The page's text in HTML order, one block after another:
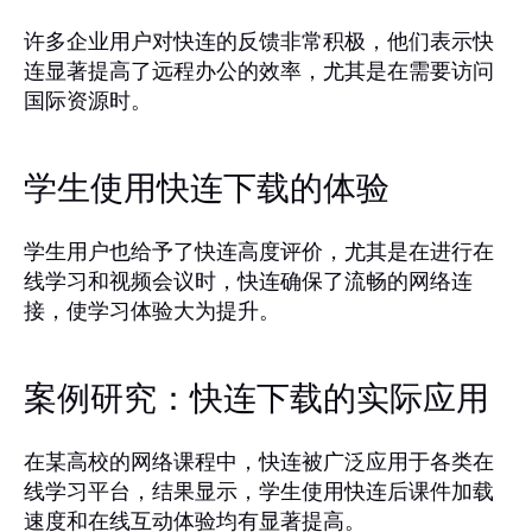
许多企业用户对快连的反馈非常积极，他们表示快
连显著提高了远程办公的效率，尤其是在需要访问
国际资源时。
学生使用快连下载的体验
学生用户也给予了快连高度评价，尤其是在进行在
线学习和视频会议时，快连确保了流畅的网络连
接，使学习体验大为提升。
案例研究：快连下载的实际应用
在某高校的网络课程中，快连被广泛应用于各类在
线学习平台，结果显示，学生使用快连后课件加载
速度和在线互动体验均有显著提高。